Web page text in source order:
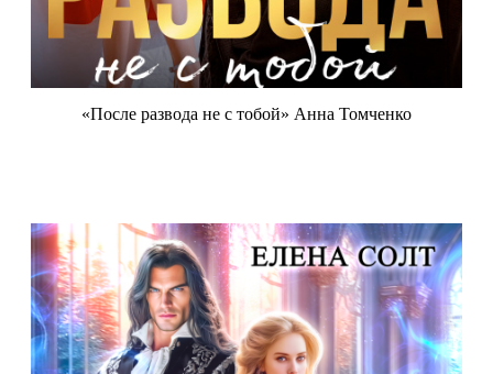
«После развода не с тобой» Анна Томченко